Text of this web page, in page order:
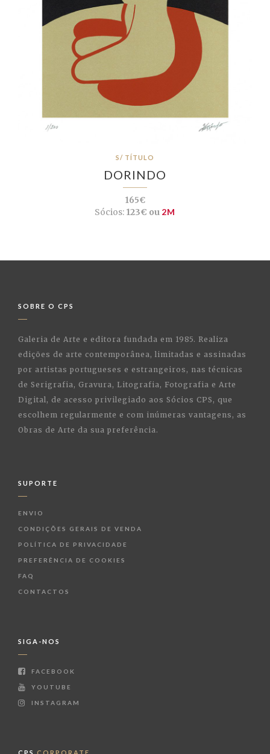
S/ TÍTULO
DORINDO
165€
Sócios: 123€ ou 2M
SOBRE O CPS
Galeria de Arte e editora fundada em 1985. Realiza
edições de arte contemporânea, limitadas e assinadas
por artistas portugueses e estrangeiros, nas técnicas
de Serigrafia, Gravura, Litografia, Fotografia e Arte
Digital, de acesso privilegiado aos Sócios CPS, que
escolhem regularmente e com inúmeras vantagens, as
Obras de Arte da sua preferência.
SUPORTE
ENVIO
CONDIÇÕES GERAIS DE VENDA
POLÍTICA DE PRIVACIDADE
PREFERÊNCIA DE COOKIES
FAQ
CONTACTOS
SIGA-NOS
FACEBOOK
YOUTUBE
INSTAGRAM
CPS CORPORATE